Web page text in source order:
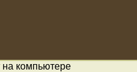
на компьютере